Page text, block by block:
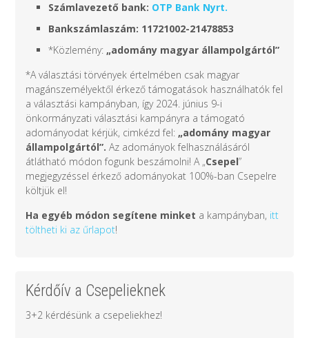
Számlavezető bank: OTP Bank Nyrt.
Bankszámlaszám: 11721002-21478853
*Közlemény: „adomány magyar állampolgártól”
*A választási törvények értelmében csak magyar
magánszemélyektől érkező támogatások használhatók fel
a választási kampányban, így 2024. június 9-i
önkormányzati választási kampányra a támogató
adományodat kérjük, cimkézd fel: „adomány magyar
állampolgártól”.Az adományok felhasználásáról
átlátható módon fogunk beszámolni! A „Csepel”
megjegyzéssel érkező adományokat 100%-ban Csepelre
költjük el!
Ha egyéb módon segítene minket a kampányban, itt
töltheti ki az űrlapot!
Kérdőív a Csepelieknek
3+2 kérdésünk a csepeliekhez!